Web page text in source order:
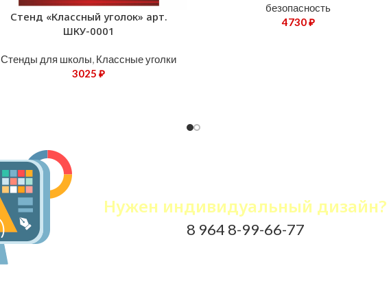
Стенд «Классный уголок» арт.
ШКУ-0001
Стенды для школы, Классные уголки
3025₽
безопасность
4730₽
Нужен индивидуальный дизайн?
8 964 8-99-66-77